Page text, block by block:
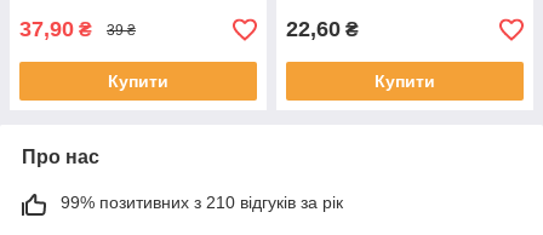
37,90 ₴ 39 ₴
Купити
22,60 ₴
Купити
Про нас
99% позитивних з 210 відгуків за рік